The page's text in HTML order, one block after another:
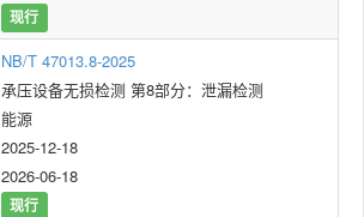
现行
NB/T 47013.8-2025
承压设备无损检测 第8部分：泄漏检测
能源
2025-12-18
2026-06-18
现行